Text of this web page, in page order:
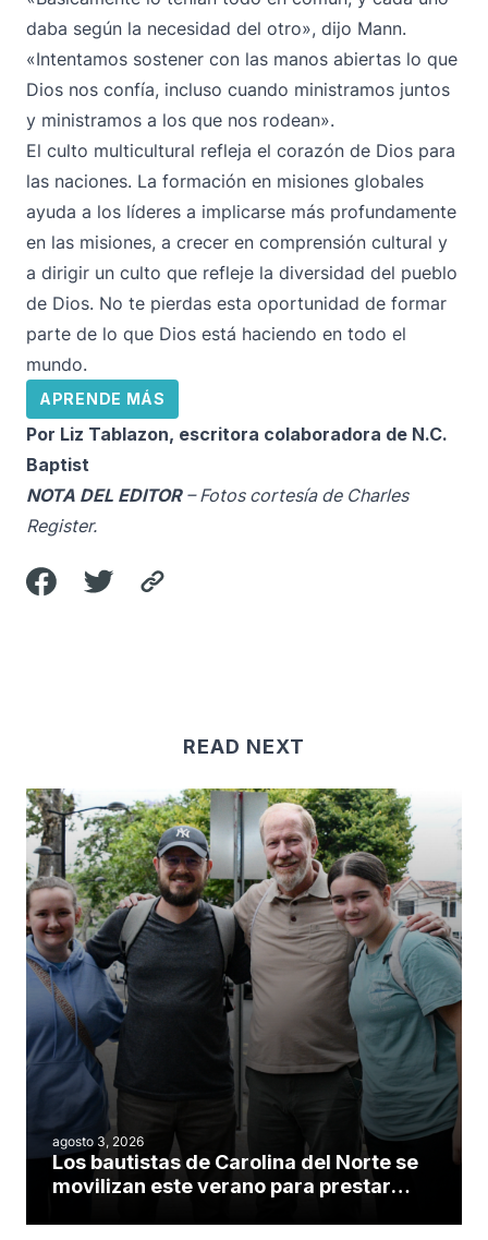
daba según la necesidad del otro», dijo Mann.
«Intentamos sostener con las manos abiertas lo que
Dios nos confía, incluso cuando ministramos juntos
y ministramos a los que nos rodean».
El culto multicultural refleja el corazón de Dios para
las naciones. La formación en misiones globales
ayuda a los líderes a implicarse más profundamente
en las misiones, a crecer en comprensión cultural y
a dirigir un culto que refleje la diversidad del pueblo
de Dios. No te pierdas esta oportunidad de formar
parte de lo que Dios está haciendo en todo el
mundo.
APRENDE MÁS
Por Liz Tablazon, escritora colaboradora de N.C.
Baptist
NOTA DEL EDITOR– Fotos cortesía de Charles
Register.
READ NEXT
agosto 3, 2026
Los bautistas de Carolina del Norte se
movilizan este verano para prestar